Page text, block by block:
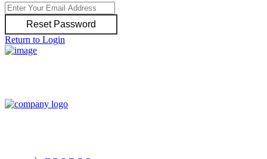
Reset Password
Return to Login